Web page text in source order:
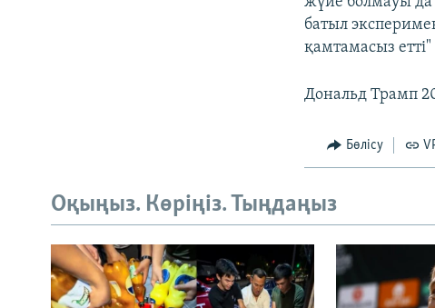
батыл
қамтамасыз
Дональд Трамп
Бөлісу
Оқыңыз. Көріңіз. Тыңдаңыз